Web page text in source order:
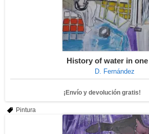
History of water in
D. Fernández
¡Envío y devolución gratis!
Pintura